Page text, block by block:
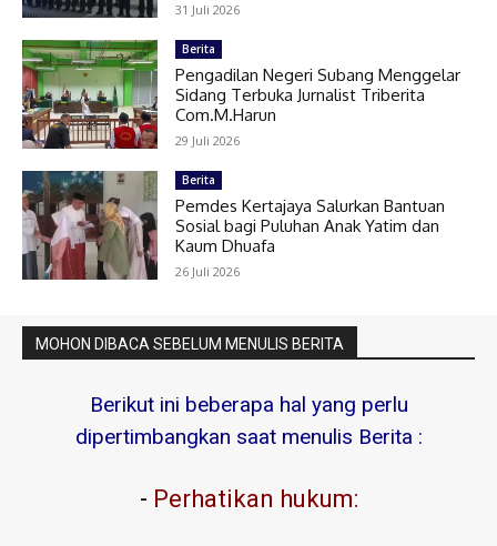
31 Juli 2026
Berita
Pengadilan Negeri Subang Menggelar
Sidang Terbuka Jurnalist Triberita
Com.M.Harun
29 Juli 2026
Berita
Pemdes Kertajaya Salurkan Bantuan
Sosial bagi Puluhan Anak Yatim dan
Kaum Dhuafa
26 Juli 2026
MOHON DIBACA SEBELUM MENULIS BERITA
Berikut ini beberapa hal yang perlu
dipertimbangkan saat menulis Berita :
- Perhatikan hukum: